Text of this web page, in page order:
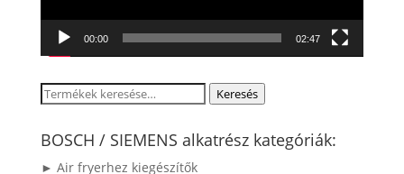
00:00 02:47
Keresés
következőre:
Keresés
BOSCH / SIEMENS alkatrész kategóriák:
► Air fryerhez kiegészítők